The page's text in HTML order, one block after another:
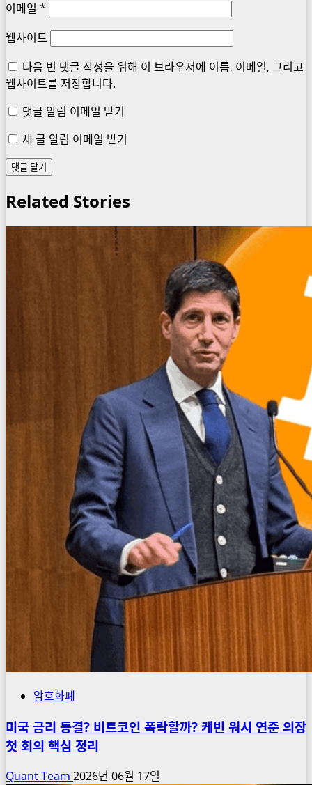
이메일 *
웹사이트
다음 번 댓글 작성을 위해 이 브라우저에 이름, 이메일, 그리고
웹사이트를 저장합니다.
댓글 알림 이메일 받기
새 글 알림 이메일 받기
Related Stories
암호화폐
미국 금리 동결? 비트코인 폭락할까? 케빈 워시 연준 의장
첫 회의 핵심 정리
Quant Team 2026년 06월 17일